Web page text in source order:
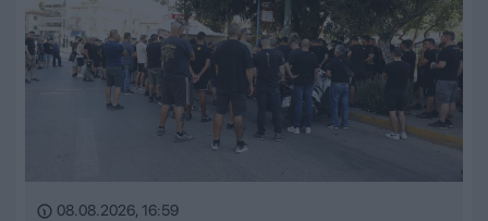
08.08.2026, 16:59